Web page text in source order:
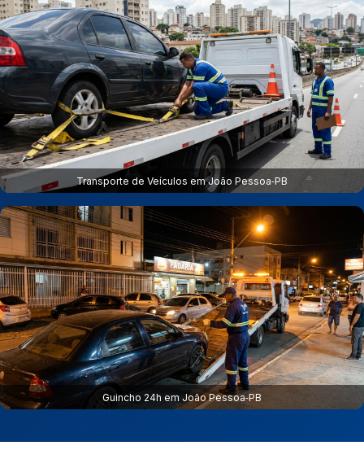
Transporte de Veículos em João Pessoa‑PB
Guincho 24h em João Pessoa‑PB